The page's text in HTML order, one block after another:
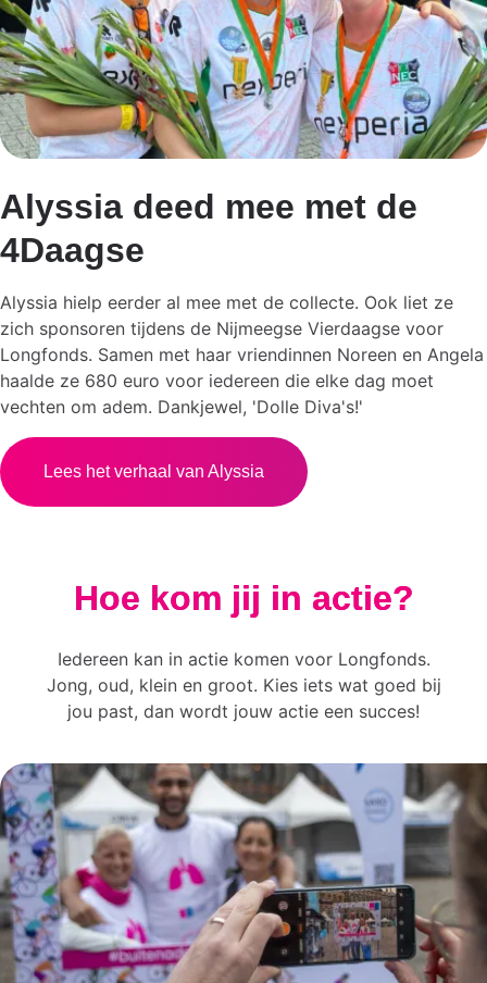
Alyssia deed mee met de
4Daagse
Alyssia hielp eerder al mee met de collecte. Ook liet ze
zich sponsoren tijdens de Nijmeegse Vierdaagse voor
Longfonds. Samen met haar vriendinnen Noreen en Angela
haalde ze 680 euro voor iedereen die elke dag moet
vechten om adem. Dankjewel, 'Dolle Diva's!'
Lees het verhaal van Alyssia
Hoe kom jij in actie?
Iedereen kan in actie komen voor Longfonds.
Jong, oud, klein en groot. Kies iets wat goed bij
jou past, dan wordt jouw actie een succes!